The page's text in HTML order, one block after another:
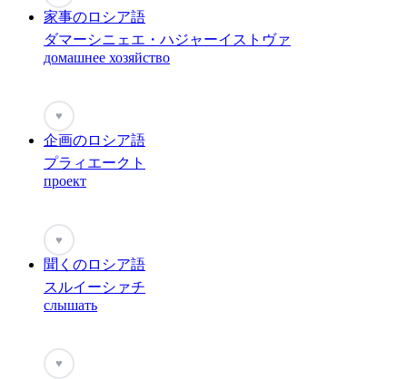
家事のロシア語
ダマーシニェエ・ハジャーイストヴァ
домашнее хозяйство
♥
企画のロシア語
プラィエークト
проект
♥
聞くのロシア語
スルイーシァチ
слышать
♥